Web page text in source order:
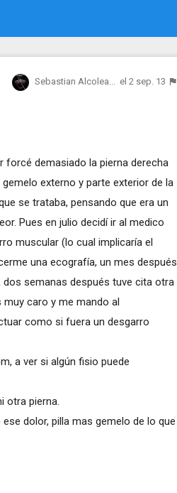
Sebastian Alcolea... el 2 sep. 13
forcé demasiado la pierna derecha
externo y parte exterior de la
se trataba, pensando que era un
Pues en julio decidí ir al medico
muscular (lo cual implicaría el
una ecografía, un mes después
dos semanas después tuve cita otra
caro y me mando al
como si fuera un desgarro
a ver si algún fisio puede
otra pierna.
dolor, pilla mas gemelo de lo que